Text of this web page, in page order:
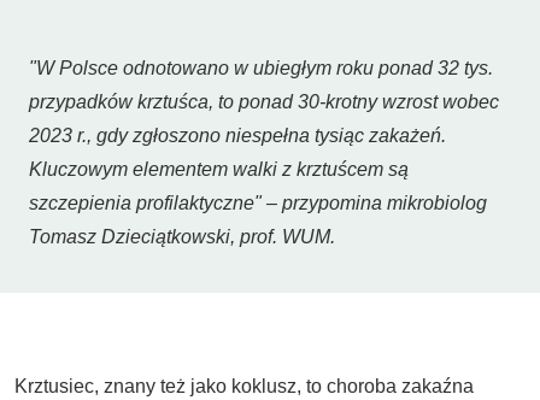
"W Polsce odnotowano w ubiegłym roku ponad 32 tys.
przypadków krztuśca, to ponad 30-krotny wzrost wobec
2023 r., gdy zgłoszono niespełna tysiąc zakażeń.
Kluczowym elementem walki z krztuścem są
szczepienia profilaktyczne" – przypomina mikrobiolog
Tomasz Dzieciątkowski, prof. WUM.
Krztusiec, znany też jako koklusz, to choroba zakaźna